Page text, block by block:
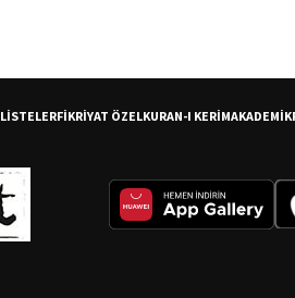
LİSTELERFİKRİYAT ÖZELKURAN-I KERİMAKADEMİK